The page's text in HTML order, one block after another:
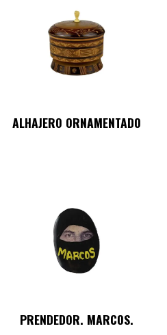
ALHAJERO ORNAMENTADO
PRENDEDOR. MARCOS.